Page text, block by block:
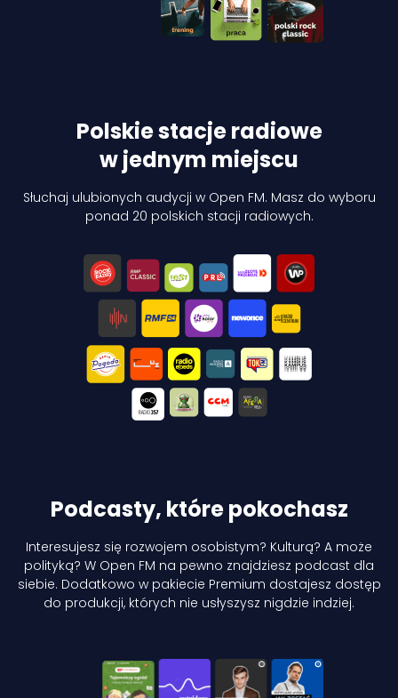
Polskie stacje radiowe
w jednym miejscu
Słuchaj ulubionych audycji w Open FM. Masz do wyboru
ponad 20 polskich stacji radiowych.
Podcasty, które pokochasz
Interesujesz się rozwojem osobistym? Kulturą? A może
polityką? W Open FM na pewno znajdziesz podcast dla
siebie. Dodatkowo w pakiecie Premium dostajesz dostęp
do produkcji, których nie usłyszysz nigdzie indziej.